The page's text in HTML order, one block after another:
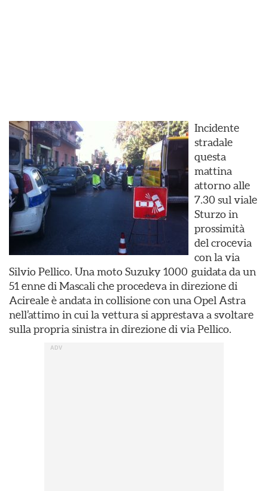
Incidente
stradale
questa
mattina
attorno alle
7.30 sul viale
Sturzo in
prossimità
del crocevia
con la via
Silvio Pellico. Una moto Suzuky 1000 guidata da un
51 enne di Mascali che procedeva in direzione di
Acireale è andata in collisione con una Opel Astra
nell’attimo in cui la vettura si apprestava a svoltare
sulla propria sinistra in direzione di via Pellico.